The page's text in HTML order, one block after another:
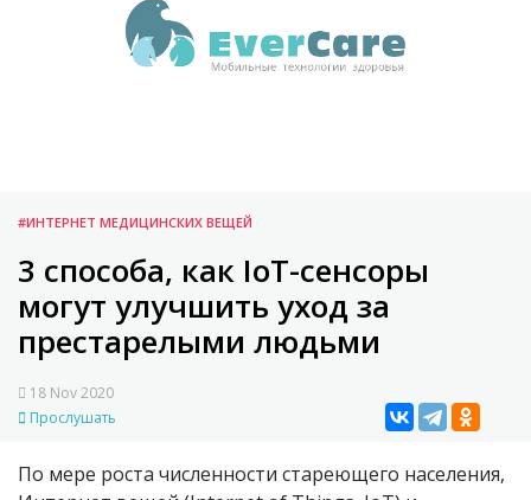
#ИНТЕРНЕТ МЕДИЦИНСКИХ ВЕЩЕЙ
3 способа, как IoT-сенсоры
могут улучшить уход за
престарелыми людьми
18 Nov 2020
Прослушать
По мере роста численности стареющего населения,